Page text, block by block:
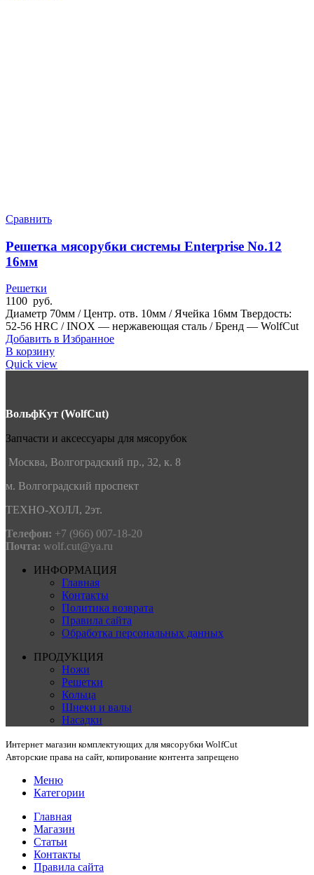
Сравнить
Решетка мясорубки системы Enterprise No.12
16мм
Решетки
1100 руб.
Диаметр 70мм / Центр. отв. 10мм / Ячейка 16мм Твердость:
52-56 HRC / INOX — нержавеющая сталь / Бренд — WolfCut
Добавить в Избранное
В корзину
Quick view
ВольфКут (WolfCut)
Запчасти и аксессуары для мясорубок
Москва, Волгоградский пр., 32, к. 8
м. Волгоградский проспект
ТЕХНО-ХОЛЛ, 2эт.
Телефон: +7 (966) 007-18-20
Почта: wolf.cut@ya.ru
ИНФОРМАЦИЯ
Главная
Контакты
Политика возврата
Правила сайта
Обработка персональных данных
ПРОДУКЦИЯ
Ножи
Решетки
Кольца
Шнеки и валы
Насадки
Интернет магазин комплектующих для мясорубки WolfCut
Авторские права на сайт, копирование контента запрещено
Меню
Категории
Главная
Магазин
Статьи
Контакты
Правила сайта